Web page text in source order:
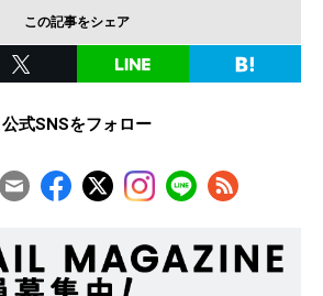
この記事をシェア
公式SNSをフォロー